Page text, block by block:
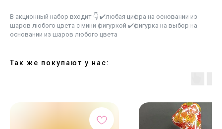
В акционный набор входит 👇 ✔️любая цифра на основании из
шаров любого цвета с мини фигуркой ✔️фигурка на выбор на
основании из шаров любого цвета
Так же покупают у нас: